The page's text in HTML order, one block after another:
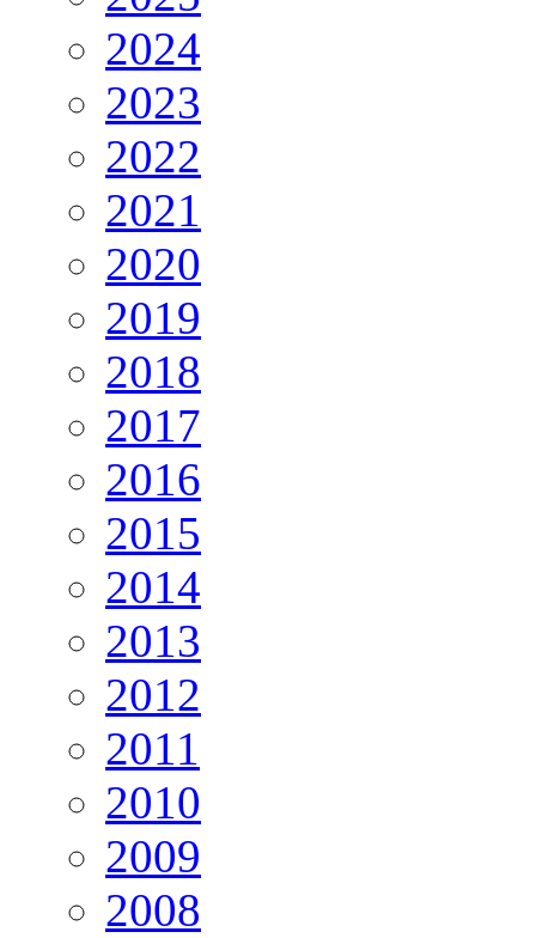
2024
2023
2022
2021
2020
2019
2018
2017
2016
2015
2014
2013
2012
2011
2010
2009
2008